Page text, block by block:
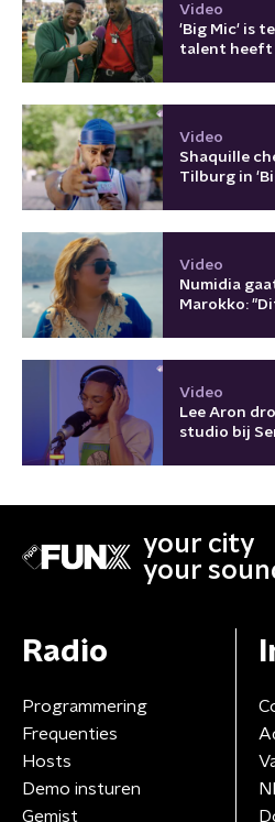
Video
'Big Mic' is
talent heeft
Video
Shaquille
Tilburg in
Video
Numidia
Marokko:
Video
Lee Aron
studio bij
your city
your
Radio
Programmering
Frequenties
Hosts
Demo insturen
Gemist